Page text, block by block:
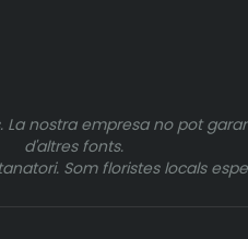
nostra empresa no pot
d'altres fonts.
Som floristes locals